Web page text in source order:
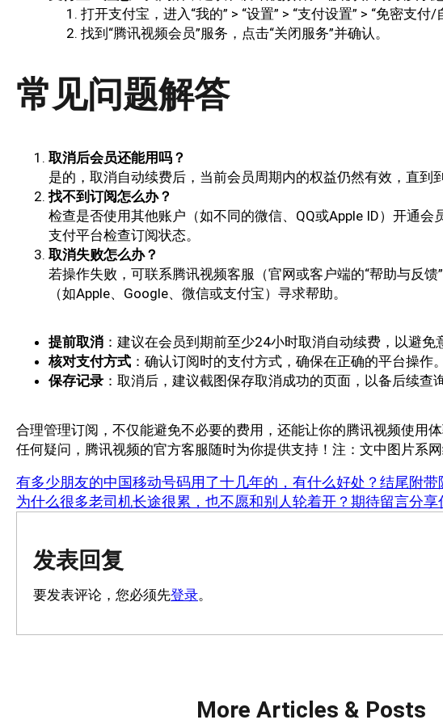
打开支付宝，进入“我的” > “设置” > “支付设置” > “免密支付/
找到“腾讯视频会员”服务，点击“关闭服务”并确认。
常见问题解答
取消后会员还能用吗？
是的，取消自动续费后，当前会员周期内的权益仍然有效，直到
找不到订阅怎么办？
检查是否使用其他账户（如不同的微信、QQ或Apple ID）开通会
支付平台检查订阅状态。
取消失败怎么办？
若操作失败，可联系腾讯视频客服（官网或客户端的“帮助与反馈
（如Apple、Google、微信或支付宝）寻求帮助。
提前取消 ：建议在会员到期前至少24小时取消自动续费，以避免
核对支付方式 ：确认订阅时的支付方式，确保在正确的平台操作。
保存记录 ：取消后，建议截图保存取消成功的页面，以备后续查询
合理管理订阅，不仅能避免不必要的费用，还能让你的腾讯视频使用
任何疑问，腾讯视频的官方客服随时为你提供支持！注：文中图片系
有多少朋友的中国移动号码用了十几年的，有什么好处？结尾附带
为什么很多老司机长途很累，也不愿和别人轮着开？期待留言分享
发表回复
要发表评论，您必须先登录。
More Articles & Posts